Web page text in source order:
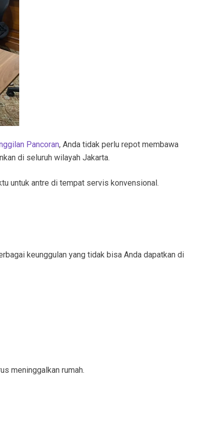
Pancoran, Anda tidak perlu repot membawa
di seluruh wilayah Jakarta.
untuk antre di tempat servis konvensional.
keunggulan yang tidak bisa Anda dapatkan di
meninggalkan rumah.